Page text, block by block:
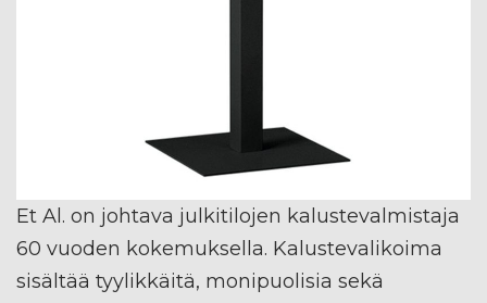
Et Al. on johtava julkitilojen kalustevalmistaja
60 vuoden kokemuksella. Kalustevalikoima
sisältää tyylikkäitä, monipuolisia sekä